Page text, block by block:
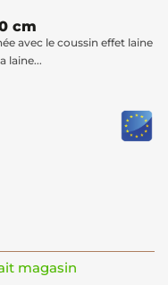
cm
avec le coussin effet laine
laine...
magasin